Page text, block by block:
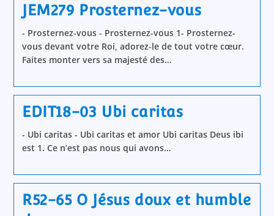
JEM279 Prosternez-vous
- Prosternez-vous - Prosternez-vous 1- Prosternez-
vous devant votre Roi, adorez-le de tout votre cœur.
Faites monter vers sa majesté des…
EDIT18-03 Ubi caritas
- Ubi caritas - Ubi caritas et amor Ubi caritas Deus ibi
est 1. Ce n’est pas nous qui avons…
R52-65 O Jésus doux et humble